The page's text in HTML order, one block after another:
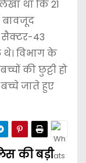
था कि 21
43
विभाग के
की छुट्टी हो
जाते हुए
की बड़ी